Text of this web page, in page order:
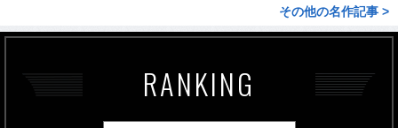
その他の名作記事 >
RANKING